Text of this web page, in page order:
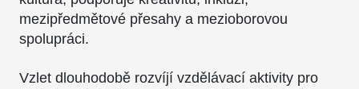
mezipředmětové přesahy a mezioborovou
spolupráci.
Vzlet dlouhodobě rozvíjí vzdělávací aktivity pro